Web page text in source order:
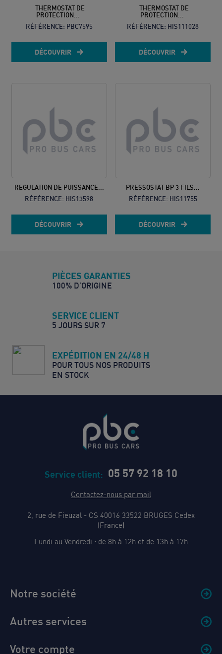
THERMOSTAT DE
PROTECTION...
RÉFÉRENCE: PBC7595
DÉCOUVRIR
THERMOSTAT DE
PROTECTION...
RÉFÉRENCE: HIS111028
DÉCOUVRIR
REGULATION DE PUISSANCE...
RÉFÉRENCE: HIS13598
DÉCOUVRIR
PRESSOSTAT BP 3 FILS...
RÉFÉRENCE: HIS11755
DÉCOUVRIR
PIÈCES GARANTIES
100% D’ORIGINE
SERVICE CLIENT
5 JOURS SUR 7
EXPÉDITION EN 24/48 H
POUR TOUS NOS PRODUITS
EN STOCK
Service client: 05 57 92 18 10
Contactez-nous par mail
2, rue de Fieuzal - CS 40016 33522 BRUGES Cedex
(France)
Lundi au Vendredi : de 8h à 12h et de 13h à 17h
Notre société
Autres services
Votre compte